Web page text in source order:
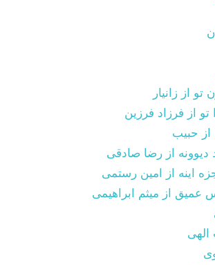
از زانیار
از فرزاد فرزین
از حبیب
از رضا صادقی
اینه از امین رستمی
از میثم ابراهیمی
الهی